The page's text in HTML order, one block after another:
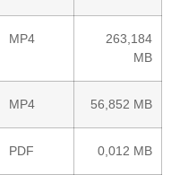
MP4
263,184
MB
MP4 56,852 MB
PDF 0,012 MB